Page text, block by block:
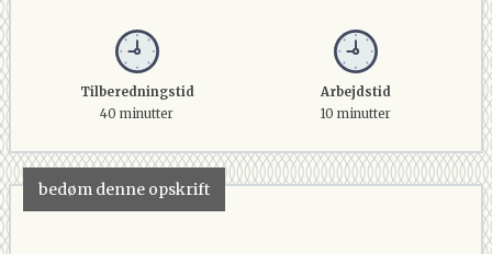
Tilberedningstid
40 minutter
Arbejdstid
10 minutter
bedøm denne opskrift